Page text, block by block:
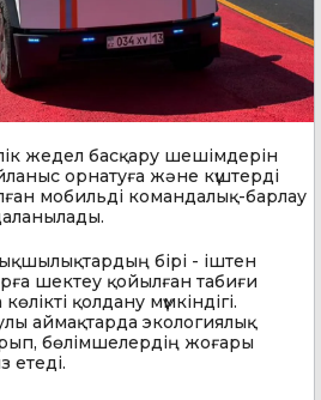
жедел басқару шешімдерін
орнатуға және күштерді
мобильді командалық-барлау
бірі - іштен
шектеу қойылған табиғи
қолдану мүмкіндігі.
аймақтарда экологиялық
бөлімшелердің жоғары
етеді.